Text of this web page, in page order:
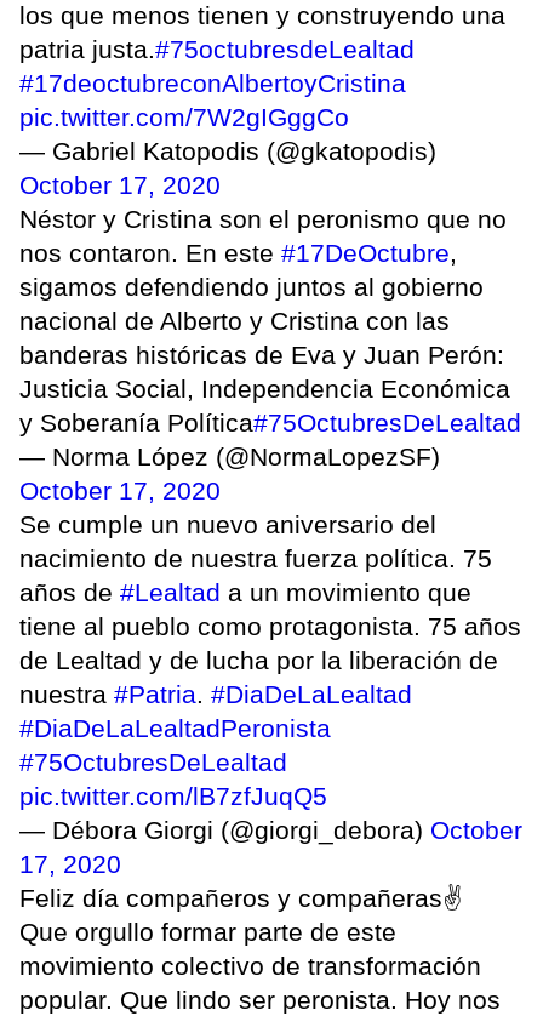
los que menos tienen y construyendo una
patria justa.#75octubresdeLealtad
#17deoctubreconAlbertoyCristina
pic.twitter.com/7W2gIGggCo
— Gabriel Katopodis (@gkatopodis)
October 17, 2020
Néstor y Cristina son el peronismo que no
nos contaron. En este #17DeOctubre,
sigamos defendiendo juntos al gobierno
nacional de Alberto y Cristina con las
banderas históricas de Eva y Juan Perón:
Justicia Social, Independencia Económica
y Soberanía Política#75OctubresDeLealtad
— Norma López (@NormaLopezSF)
October 17, 2020
Se cumple un nuevo aniversario del
nacimiento de nuestra fuerza política. 75
años de #Lealtad a un movimiento que
tiene al pueblo como protagonista. 75 años
de Lealtad y de lucha por la liberación de
nuestra #Patria. #DiaDeLaLealtad
#DiaDeLaLealtadPeronista
#75OctubresDeLealtad
pic.twitter.com/lB7zfJuqQ5
— Débora Giorgi (@giorgi_debora) October
17, 2020
Feliz día compañeros y compañeras✌️
Que orgullo formar parte de este
movimiento colectivo de transformación
popular. Que lindo ser peronista. Hoy nos